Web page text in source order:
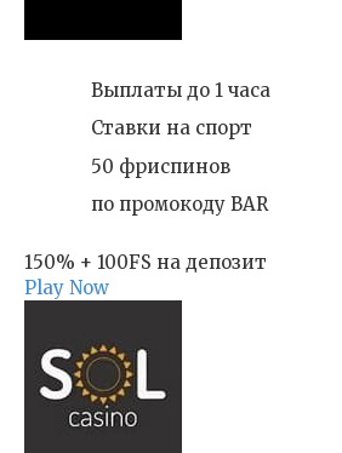
Выплаты до 1 часа
Ставки на спорт
50 фриспинов
по промокоду BAR
150% + 100FS на депозит
Play Now